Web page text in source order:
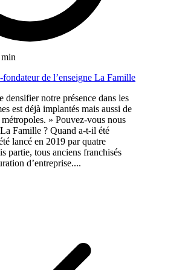
de l’enseigne La Famille
densifier notre présence dans les
est déjà implantés mais aussi de
» Pouvez-vous nous
Famille ? Quand a-t-il été
lancé en 2019 par quatre
partie, tous anciens franchisés
d’entreprise....